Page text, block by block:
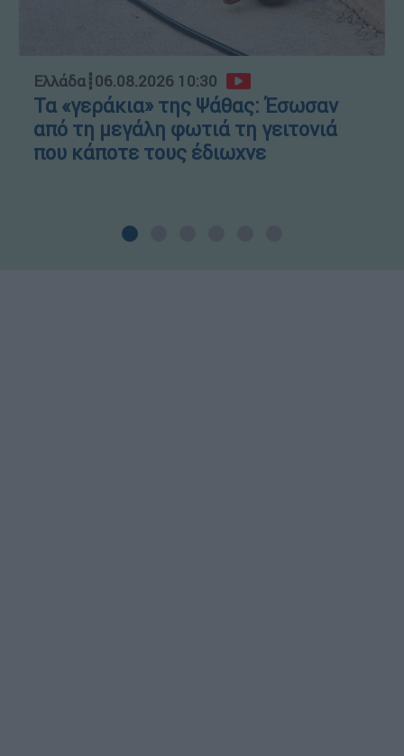
Ελλάδα┋06.08.2026 10:30
Τα «γεράκια» της Ψάθας: Έσωσαν
από τη μεγάλη φωτιά τη γειτονιά
που κάποτε τους έδιωχνε